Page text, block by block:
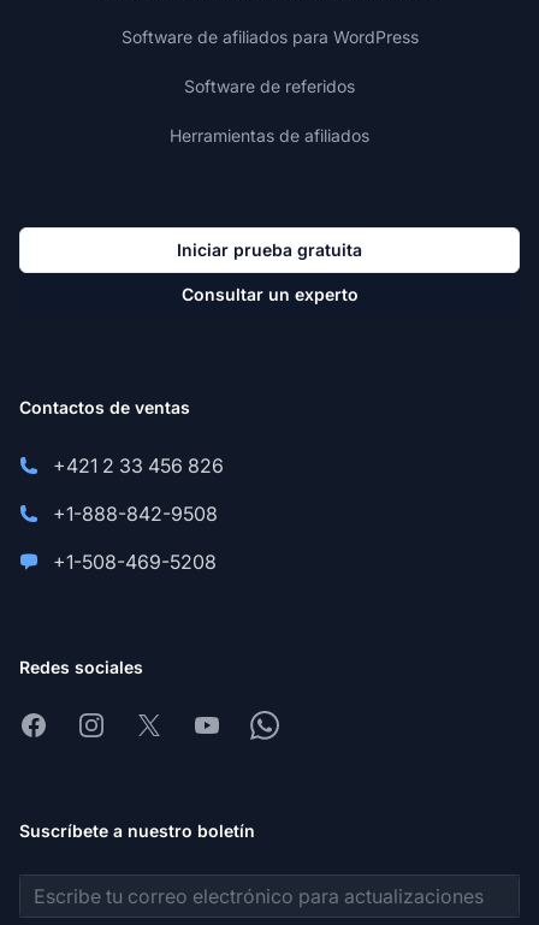
Software de afiliados para WordPress
Software de referidos
Herramientas de afiliados
Iniciar prueba gratuita
Consultar un experto
Contactos de ventas
+421 2 33 456 826
+1-888-842-9508
+1-508-469-5208
Redes sociales
FacebookInstagram
X YoutubeWhatsapp
Suscríbete a nuestro boletín
Dirección de correo electrónico